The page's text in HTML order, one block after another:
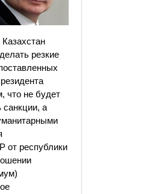
резкие
что не будет
санкции, а
от республики